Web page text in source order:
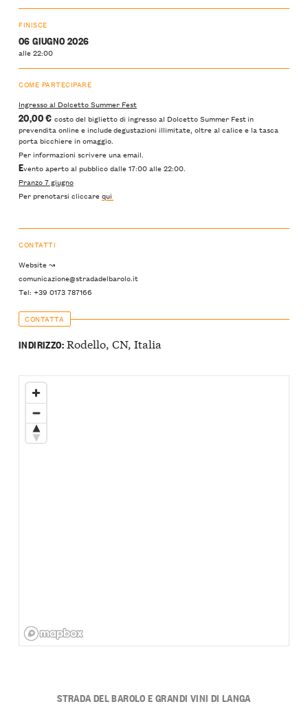
FINISCE
06 GIUGNO 2026
alle 22:00
COME PARTECIPARE
Ingresso al Dolcetto Summer Fest
20,00 €costo del biglietto di ingresso al Dolcetto Summer Fest in
prevendita online e include degustazioni illimitate, oltre al calice e la tasca
porta bicchiere in omaggio.
Per informazioni scrivere una email.
Evento aperto al pubblico dalle 17:00 alle 22:00.
Pranzo 7 giugno
Per prenotarsi cliccarequi
CONTATTI
Website ↝
comunicazione@stradadelbarolo.it
Tel: +39 0173 787166
CONTATTA
INDIRIZZO:Rodello, CN, Italia
STRADA DEL BAROLO E GRANDI VINI DI LANGA